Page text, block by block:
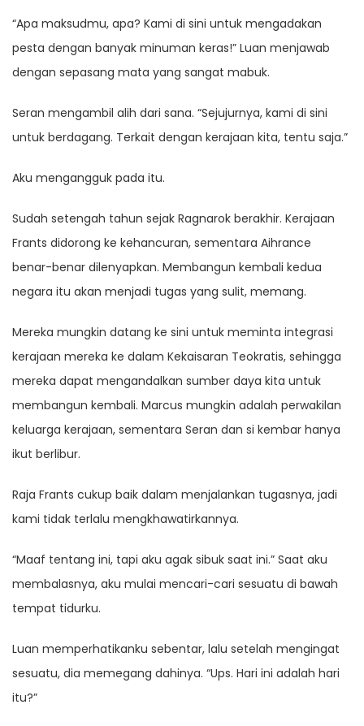
“Apa maksudmu, apa? Kami di sini untuk mengadakan
pesta dengan banyak minuman keras!” Luan menjawab
dengan sepasang mata yang sangat mabuk.
Seran mengambil alih dari sana. “Sejujurnya, kami di sini
untuk berdagang. Terkait dengan kerajaan kita, tentu saja.”
Aku mengangguk pada itu.
Sudah setengah tahun sejak Ragnarok berakhir. Kerajaan
Frants didorong ke kehancuran, sementara Aihrance
benar-benar dilenyapkan. Membangun kembali kedua
negara itu akan menjadi tugas yang sulit, memang.
Mereka mungkin datang ke sini untuk meminta integrasi
kerajaan mereka ke dalam Kekaisaran Teokratis, sehingga
mereka dapat mengandalkan sumber daya kita untuk
membangun kembali. Marcus mungkin adalah perwakilan
keluarga kerajaan, sementara Seran dan si kembar hanya
ikut berlibur.
Raja Frants cukup baik dalam menjalankan tugasnya, jadi
kami tidak terlalu mengkhawatirkannya.
“Maaf tentang ini, tapi aku agak sibuk saat ini.” Saat aku
membalasnya, aku mulai mencari-cari sesuatu di bawah
tempat tidurku.
Luan memperhatikanku sebentar, lalu setelah mengingat
sesuatu, dia memegang dahinya. “Ups. Hari ini adalah hari
itu?”